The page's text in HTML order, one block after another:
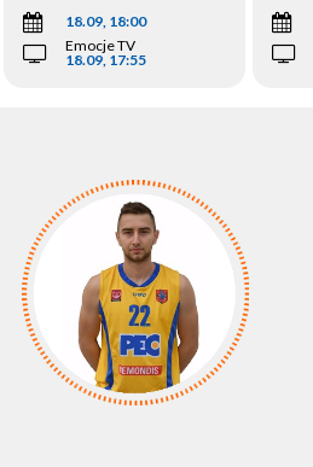
18.09, 18:00
Emocje TV
18.09, 17:55